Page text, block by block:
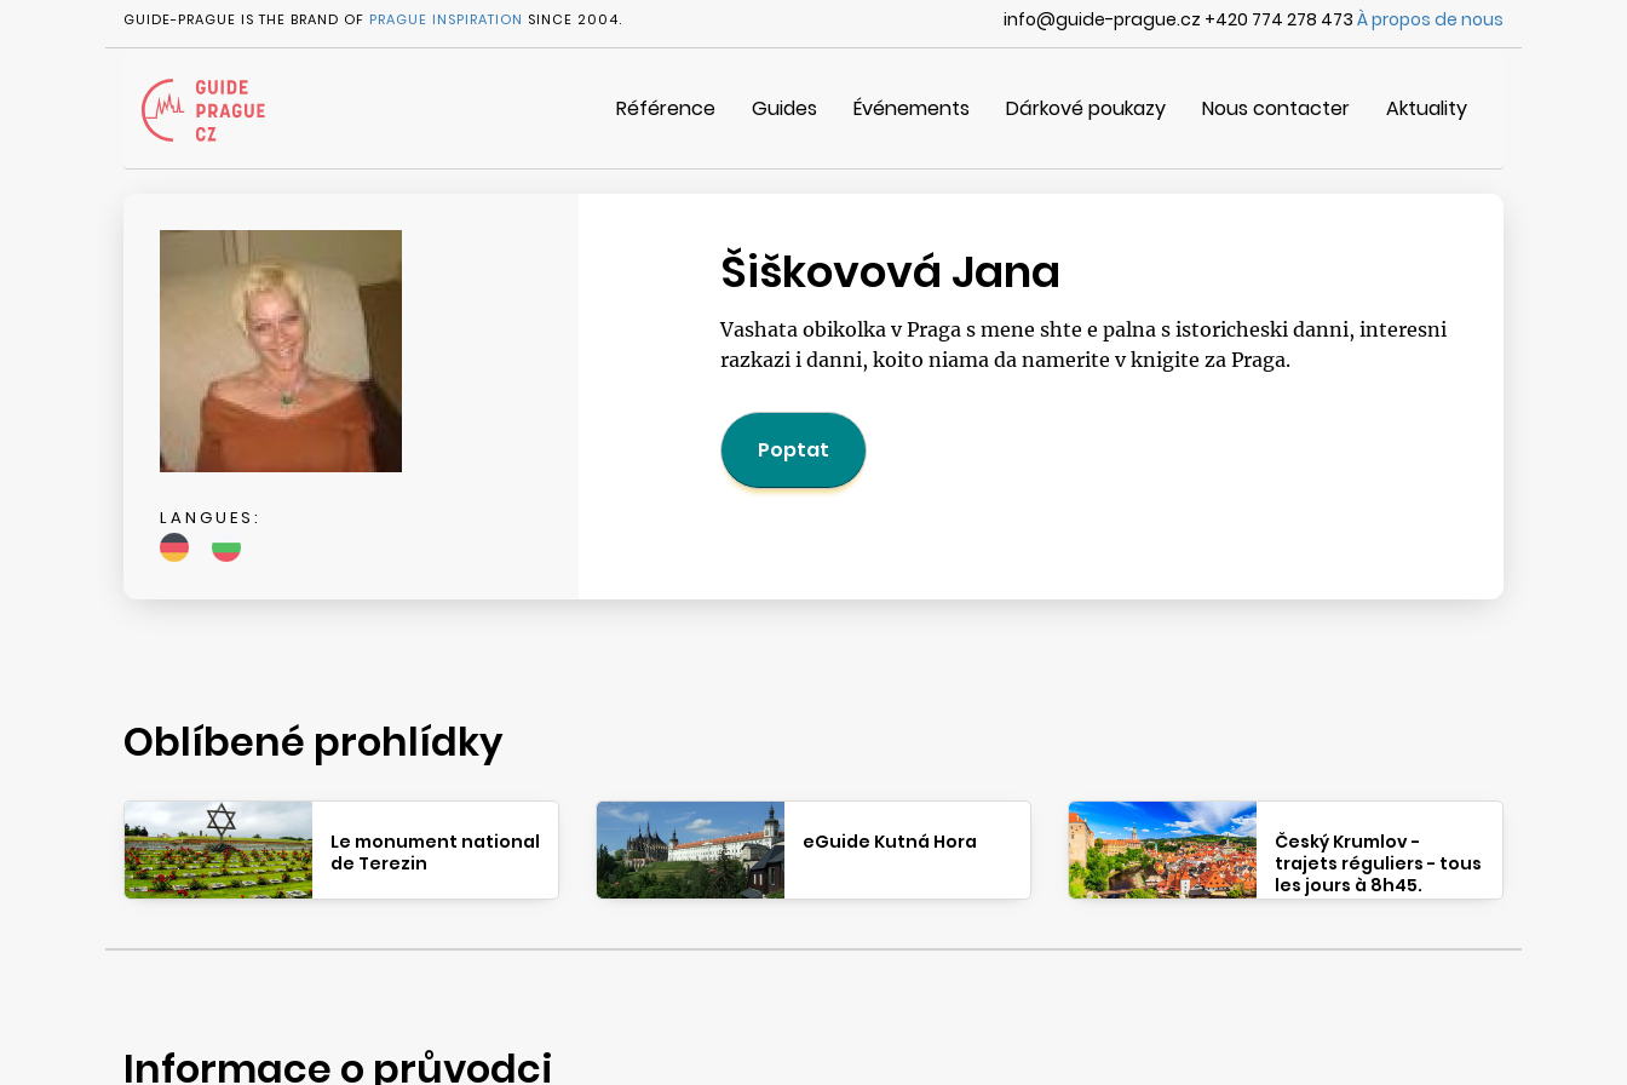
GUIDE-PRAGUE IS THE BRAND OF PRAGUE INSPIRATION SINCE 2004. info@guide-prague.cz +420 774 278 473 À propos de nous
Référence Guides Événements Dárkové poukazy Nous contacter Aktuality
LANGUES:
Šiškovová Jana
Vashata obikolka v Praga s mene shte e palna s istoricheski danni, interesni
razkazi i danni, koito niama da namerite v knigite za Praga.
Poptat
Oblíbené prohlídky
Le monument national
de Terezin
eGuide Kutná Hora
Český Krumlov -
trajets réguliers - tous
les jours à 8h45.
Informace o průvodci